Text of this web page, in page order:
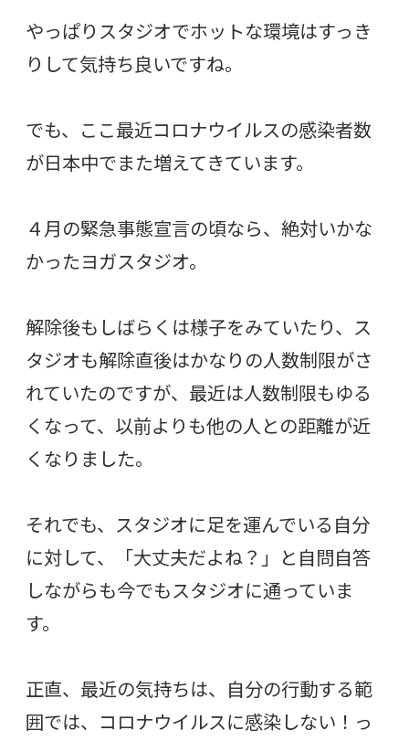
やっぱりスタジオでホットな環境はすっき
りして気持ち良いですね。
でも、ここ最近コロナウイルスの感染者数
が日本中でまた増えてきています。
４月の緊急事態宣言の頃なら、絶対いかな
かったヨガスタジオ。
解除後もしばらくは様子をみていたり、ス
タジオも解除直後はかなりの人数制限がさ
れていたのですが、最近は人数制限もゆる
くなって、以前よりも他の人との距離が近
くなりました。
それでも、スタジオに足を運んでいる自分
に対して、「大丈夫だよね？」と自問自答
しながらも今でもスタジオに通っていま
す。
正直、最近の気持ちは、自分の行動する範
囲では、コロナウイルスに感染しない！っ